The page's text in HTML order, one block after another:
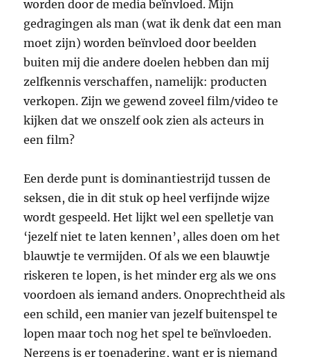
worden door de media beïnvloed. Mijn
gedragingen als man (wat ik denk dat een man
moet zijn) worden beïnvloed door beelden
buiten mij die andere doelen hebben dan mij
zelfkennis verschaffen, namelijk: producten
verkopen. Zijn we gewend zoveel film/video te
kijken dat we onszelf ook zien als acteurs in
een film?
Een derde punt is dominantiestrijd tussen de
seksen, die in dit stuk op heel verfijnde wijze
wordt gespeeld. Het lijkt wel een spelletje van
‘jezelf niet te laten kennen’, alles doen om het
blauwtje te vermijden. Of als we een blauwtje
riskeren te lopen, is het minder erg als we ons
voordoen als iemand anders. Onoprechtheid als
een schild, een manier van jezelf buitenspel te
lopen maar toch nog het spel te beïnvloeden.
Nergens is er toenadering, want er is niemand